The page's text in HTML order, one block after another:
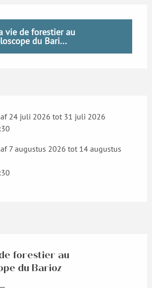
vie de forestier au
du Bari...
24 juli 2026 tot 31 juli 2026
7 augustus 2026 tot 14 augustus
forestier au
du Barioz